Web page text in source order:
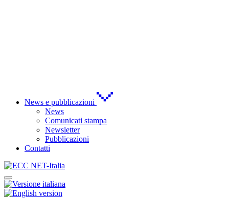
News e pubblicazioni
News
Comunicati stampa
Newsletter
Pubblicazioni
Contatti